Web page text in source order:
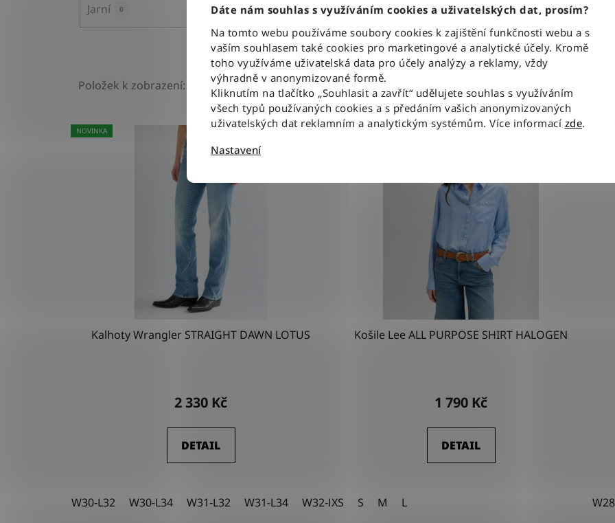
Dáte nám souhlas s využíváním cookies a uživatelských dat, prosím?
Na tomto webu používáme soubory cookies k zajištění funkčnosti webu a s
vaším souhlasem také cookies pro marketingové a analytické účely. Kromě
toho využíváme uživatelská data pro účely analýzy a reklamy, vždy
výhradně v anonymizované formě.
Kliknutím na tlačítko „Souhlasit a zavřít“ udělujete souhlas s využíváním
všech typů používaných cookies a s předáním vašich anonymizovaných
uživatelských dat reklamním a analytickým systémům. Více informací zde.
Nastavení
Jarní 0 Podzimní 0 Zimní 0
VYMAZAT FILTRY
Položek k zobrazení:
V
ý
NOVINKA
Kalhoty Wrangler STRAIGHT DAWN LOTUS
2 330 Kč
DETAIL
W30-L32 W30-L34 W31-L32 W31-L34 W32-L32 W32-L34
NOVINKA
Košile Lee ALL PURPOSE SHIRT HALOGEN
1 790 Kč
DETAIL
XS S M L